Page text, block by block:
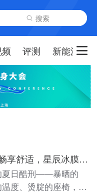
搜索
评测 新能源
享舒适，星辰冰膜引
体验高标准
夏日酷刑——暴晒的
度、烫腚的座椅，到